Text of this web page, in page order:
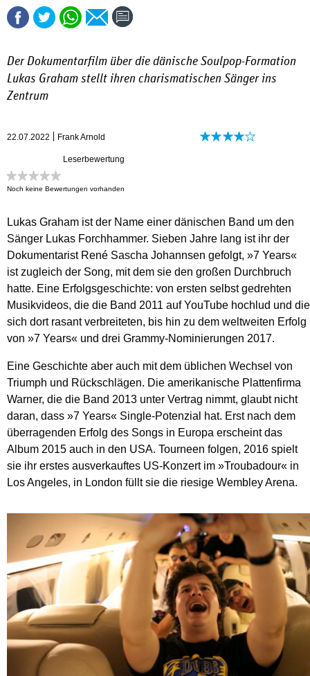
Der Dokumentarfilm über die dänische Soulpop-Formation
Lukas Graham stellt ihren charismatischen Sänger ins
Zentrum
22.07.2022 Frank Arnold
Leserbewertung
Noch keine Bewertungen vorhanden
Lukas Graham ist der Name einer dänischen Band um den
Sänger Lukas Forchhammer. Sieben Jahre lang ist ihr der
Dokumentarist René Sascha Johannsen gefolgt, »7 Years«
ist zugleich der Song, mit dem sie den großen Durchbruch
hatte. Eine Erfolgsgeschichte: von ersten selbst gedrehten
Musikvideos, die die Band 2011 auf YouTube hochlud und die
sich dort rasant verbreiteten, bis hin zu dem weltweiten Erfolg
von »7 Years« und drei Grammy-Nominierungen 2017.
Eine Geschichte aber auch mit dem üblichen Wechsel von
Triumph und Rückschlägen. Die amerikanische Plattenfirma
Warner, die die Band 2013 unter Vertrag nimmt, glaubt nicht
daran, dass »7 Years« Single-Potenzial hat. Erst nach dem
überragenden Erfolg des Songs in Europa erscheint das
Album 2015 auch in den USA. Tourneen folgen, 2016 spielt
sie ihr erstes ausverkauftes US-Konzert im »Troubadour« in
Los Angeles, in London füllt sie die riesige Wembley Arena.